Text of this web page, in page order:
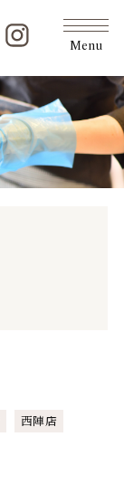
Menu
西陣店